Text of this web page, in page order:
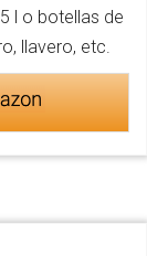
l o botellas de
llavero, etc.